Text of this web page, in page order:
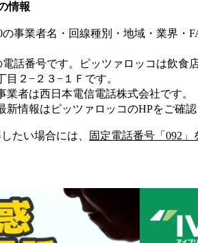
情報
の事業者名・回線種別・地域・業界・
電話番号です。 ピッツァロッコは飲食
目２−２３−１Ｆ です。
業者は西日本電信電話株式会社です。
新情報は ピッツァロッコのHPをご確認
たい場合には、 固定電話番号「 092